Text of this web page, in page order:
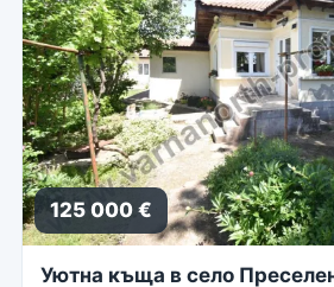
125 000 €
Уютна къща в село